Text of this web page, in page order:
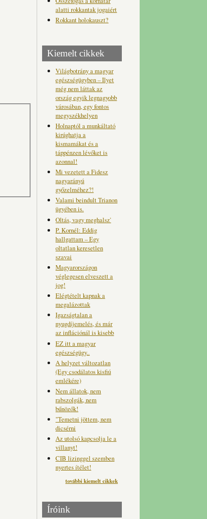
alatti rokkantak jogaiért
Rokkant holokauszt?
Kiemelt cikkek
Világbotrány a magyar
egészségügyben – Ilyet
még nem láttak az
ország egyik legnagyobb
városában, egy fontos
megyszékhelyen
Holnaptól a munkáltató
kirúghatja a
kismamákat és a
táppénzen lévőket is
azonnal!
Mi vezetett a Fidesz
nagyarányú
győzelméhez?!
Valami beindult Trianon
ügyében is.
Oltás, vagy meghalsz'
P. Kornél: Eddig
hallgattam – Egy
oltatlan keresetlen
szavai
Magyarországon
véglegesen elveszett a
jog!
Elégtételt kapnak a
megalázottak
Igazságtalan a
nyugdíjemelés, és már
az inflációnál is kisebb
EZ itt a magyar
egészségügy..
A helyzet változatlan
(Egy csodálatos kisfiú
emlékére)
Nem állatok, nem
rabszolgák, nem
bűnözők!
"Temetni jöttem, nem
dicsérni
Az utolsó kapcsolja le a
villanyt!
CIB lizinggel szemben
nyertes ítélet!
további kiemelt cikkek
Íróink